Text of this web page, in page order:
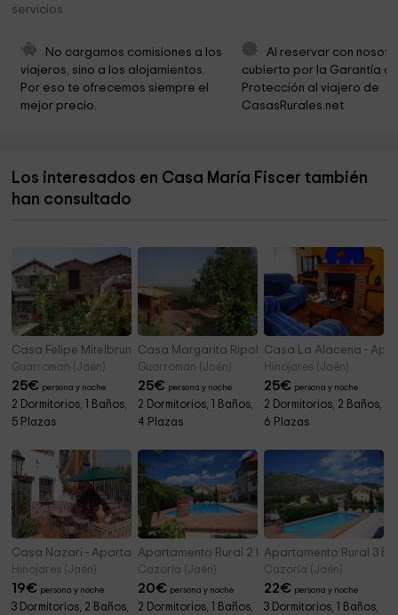
Iglesia de "San Mateo"
Museo del territorio "Torreón del Recuerdo"
Camino Romano De Los Charcones
Baños De La Encina 10,6 km
La Aliseda 15,0 km
servicios
No cargamos comisiones a los
viajeros, sino a los alojamientos.
Por eso te ofrecemos siempre el
mejor precio.
Al reservar con
cubierto por la Garantía
Protección al viajero de
CasasRurales.net
Los interesados en Casa María Fiscer también
han consultado
Casa Felipe Mitelbrun
Guarroman (Jaén)
25€ persona y noche
2 Dormitorios, 1 Baños,
5 Plazas
Casa Margarita Ripoll
Guarroman (Jaén)
25€ persona y noche
2 Dormitorios, 1 Baños,
4 Plazas
Casa La Alacena -
Hinojares (Jaén)
25€ persona y noche
2 Dormitorios, 2 Baños,
6 Plazas
Casa Nazarí - Apartamentos La Suerte
Hinojares (Jaén)
19€ persona y noche
3 Dormitorios, 2 Baños,
Apartamento Rural 2 El Campillo
Cazorla (Jaén)
20€ persona y noche
2 Dormitorios, 1 Baños,
Apartamento Rural 3 El
Cazorla (Jaén)
22€ persona y noche
3 Dormitorios, 1 Baños,